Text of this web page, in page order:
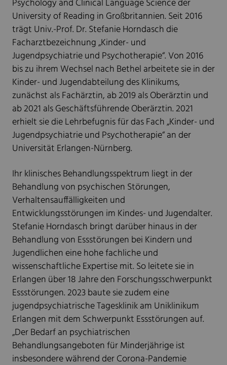
Psychology and Clinical Language Science der
University of Reading in Großbritannien. Seit 2016
trägt Univ.-Prof. Dr. Stefanie Horndasch die
Facharztbezeichnung „Kinder- und
Jugendpsychiatrie und Psychotherapie“. Von 2016
bis zu ihrem Wechsel nach Bethel arbeitete sie in der
Kinder- und Jugendabteilung des Klinikums,
zunächst als Fachärztin, ab 2019 als Oberärztin und
ab 2021 als Geschäftsführende Oberärztin. 2021
erhielt sie die Lehrbefugnis für das Fach „Kinder- und
Jugendpsychiatrie und Psychotherapie“ an der
Universität Erlangen-Nürnberg.
Ihr klinisches Behandlungsspektrum liegt in der
Behandlung von psychischen Störungen,
Verhaltensauffälligkeiten und
Entwicklungsstörungen im Kindes- und Jugendalter.
Stefanie Horndasch bringt darüber hinaus in der
Behandlung von Essstörungen bei Kindern und
Jugendlichen eine hohe fachliche und
wissenschaftliche Expertise mit. So leitete sie in
Erlangen über 18 Jahre den Forschungsschwerpunkt
Essstörungen. 2023 baute sie zudem eine
jugendpsychiatrische Tagesklinik am Uniklinikum
Erlangen mit dem Schwerpunkt Essstörungen auf.
„Der Bedarf an psychiatrischen
Behandlungsangeboten für Minderjährige ist
insbesondere während der Corona-Pandemie